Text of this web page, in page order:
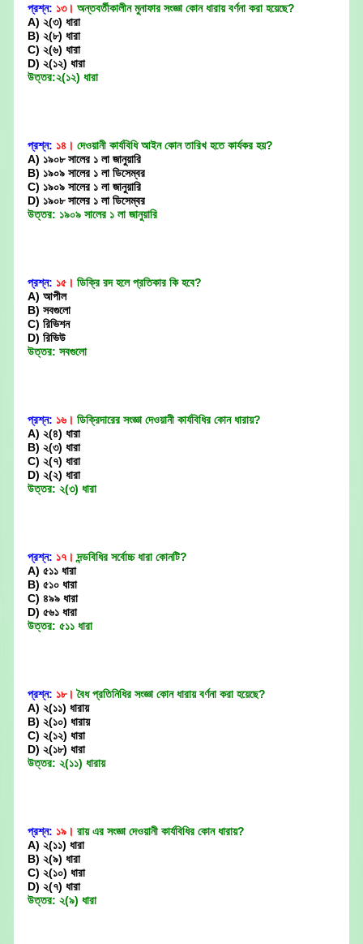
প্রশ্ন: ১৩। অন্তবর্তীকালীন মুনাফার সংজ্ঞা কোন ধারায় বর্ণনা করা হয়েছে?
A) ২(৩) ধারা
B) ২(৮) ধারা
C) ২(৬) ধারা
D) ২(১২) ধারা
উত্তর:২(১২) ধারা
প্রশ্ন: ১৪। দেওয়ানী কার্যবিধি আইন কোন তারিখ হতে কার্যকর হয়?
A) ১৯০৮ সালের ১ লা জানুয়ারি
B) ১৯০৯ সালের ১ লা ডিসেম্বর
C) ১৯০৯ সালের ১ লা জানুয়ারি
D) ১৯০৮ সালের ১ লা ডিসেম্বর
উত্তর: ১৯০৯ সালের ১ লা জানুয়ারি
প্রশ্ন: ১৫। ডিক্রি রদ হলে প্রতিকার কি হবে?
A) আপীল
B) সবগুলো
C) রিভিশন
D) রিভিউ
উত্তর: সবগুলো
প্রশ্ন: ১৬। ডিক্রিদারের সংজ্ঞা দেওয়ানী কার্যবিধির কোন ধারায়?
A) ২(৪) ধারা
B) ২(৩) ধারা
C) ২(৭) ধারা
D) ২(২) ধারা
উত্তর: ২(৩) ধারা
প্রশ্ন: ১৭। দন্ডবিধির সর্বোচ্চ ধারা কোনটি?
A) ৫১১ ধারা
B) ৫১০ ধারা
C) ৪৯৯ ধারা
D) ৫৬১ ধারা
উত্তর: ৫১১ ধারা
প্রশ্ন: ১৮। বৈধ প্রতিনিধির সংজ্ঞা কোন ধারায় বর্ণনা করা হয়েছে?
A) ২(১১) ধারায়
B) ২(১০) ধারায়
C) ২(১২) ধারা
D) ২(১৮) ধারা
উত্তর: ২(১১) ধারায়
প্রশ্ন: ১৯। রায় এর সংজ্ঞা দেওয়ানী কার্যবিধির কোন ধারায়?
A) ২(১১) ধারা
B) ২(৯) ধারা
C) ২(১০) ধারা
D) ২(৭) ধারা
উত্তর: ২(৯) ধারা